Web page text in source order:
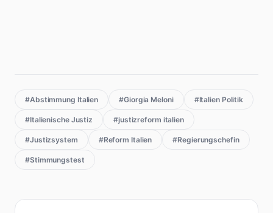
#Abstimmung Italien #Giorgia Meloni #Italien Politik
#Italienische Justiz #justizreform italien
#Justizsystem #Reform Italien #Regierungschefin
#Stimmungstest